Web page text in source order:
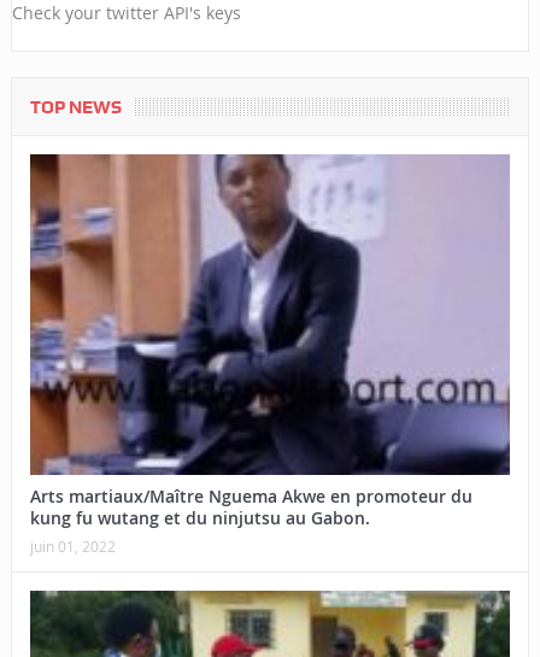
Check your twitter API's keys
TOP NEWS
Arts martiaux/Maître Nguema Akwe en promoteur du
kung fu wutang et du ninjutsu au Gabon.
juin 01, 2022